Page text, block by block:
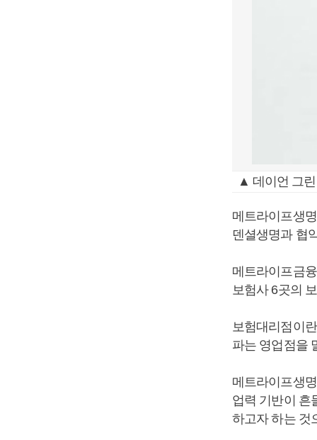
▲ 데이언 그
메트라이프생
덴셜생명과 협
메트라이프금
보험사 6곳의
보험대리점이
파는 영업점을
메트라이프생
업력 기반이 흔
하고자 하는 것